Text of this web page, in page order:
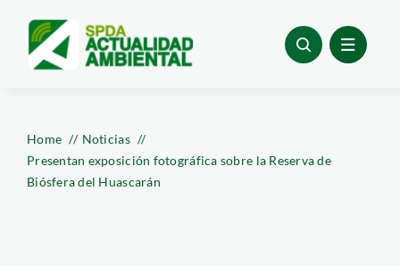
content
Home
Noticias
Presentan exposición fotográfica sobre la Reserva de
Biósfera del Huascarán